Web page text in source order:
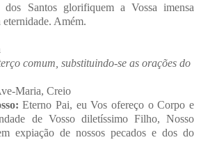
Santos glorifiquem a Vossa imensa
Amém.
comum, substituindo-se as orações do
Maria, Creio
Eterno Pai, eu Vos ofereço o Corpo e
de Vosso diletíssimo Filho, Nosso
expiação de nossos pecados e dos do